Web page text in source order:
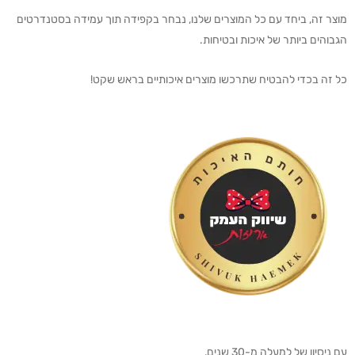
מוצר זה, ביחד עם כל המוצרים שלנו, נבחר בקפידה תוך עמידה בסטנדרטים
הגבוהים ביותר של איכות ובטיחות.
כל זה בכדי להבטיח שתרכשו מוצרים איכותיים בראש שקט!